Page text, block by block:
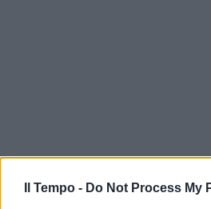
Il Tempo - Do Not Process My
In evidenza